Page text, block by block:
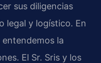
sus diligencias
legal y logístico. En
entendemos la
El Sr. Sris y los